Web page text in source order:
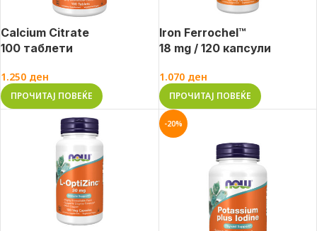
Calcium Citrate
100 таблети
1.250 ден
ПРОЧИТАЈ ПОВЕЌЕ
Iron Ferrochel™
18 mg / 120 капсули
1.070 ден
ПРОЧИТАЈ ПОВЕЌЕ
-20%